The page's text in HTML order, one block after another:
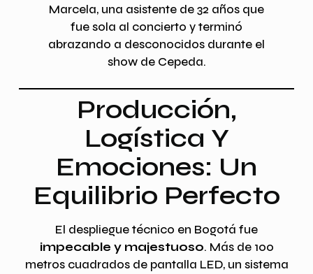
Marcela, una asistente de 32 años que
fue sola al concierto y terminó
abrazando a desconocidos durante el
show de Cepeda.
Producción,
Logística Y
Emociones: Un
Equilibrio Perfecto
El despliegue técnico en Bogotá fue
impecable y majestuoso. Más de 100
metros cuadrados de pantalla LED, un sistema